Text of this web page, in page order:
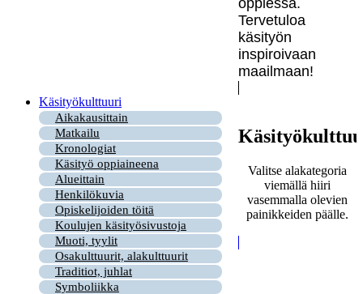
Tervetuloa
käsityön
inspiroivaan
maailmaan!
Käsityökulttuuri
Aikakausittain
Matkailu
Kronologiat
Käsityö oppiaineena
Alueittain
Henkilökuvia
Opiskelijoiden töitä
Koulujen käsityösivustoja
Muoti, tyylit
Osakulttuurit, alakulttuurit
Traditiot, juhlat
Symboliikka
Valitse alakategoria
viemällä hiiri
vasemmalla olevien
painikkeiden päälle.